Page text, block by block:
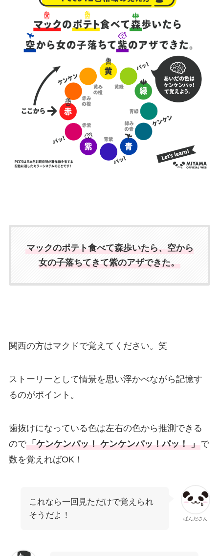
マックのポテト食べて森歩いたら、空から
女の子落ちてきて紫のアザできた。
関西の方はマクドで覚えてください。笑
ストーリーとして情景を思い浮かべながら記憶す
るのがポイント。
歯抜けになっている色は左右の色から推測できる
ので「ケンケンパッ！ ケンケンパッ！パッ！ 」で
数を覚えればOK！
ぱんださん
これなら一回見ただけで覚えられ
そうだよ！